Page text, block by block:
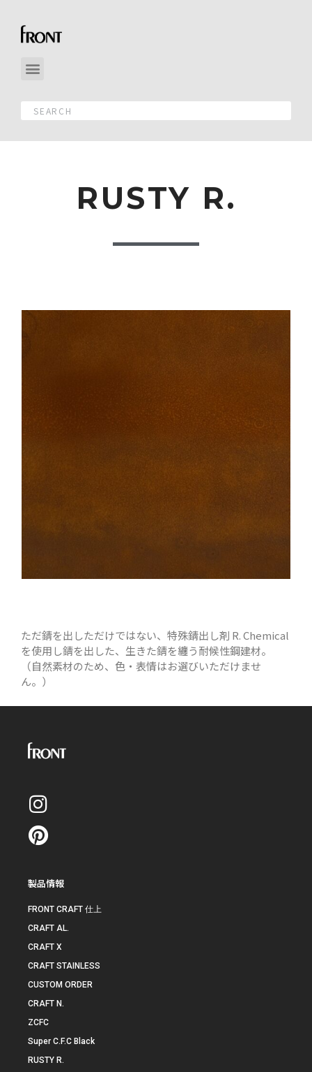
RUSTY R.
ただ錆を出しただけではない、特殊錆出し剤 R. Chemical
を使用し錆を出した、生きた錆を纏う耐候性鋼建材。
（自然素材のため、色・表情はお選びいただけませ
ん。）
製品情報
FRONT CRAFT 仕上
CRAFT AL.
CRAFT X
CRAFT STAINLESS
CUSTOM ORDER
CRAFT N.
ZCFC
Super C.F.C Black
RUSTY R.